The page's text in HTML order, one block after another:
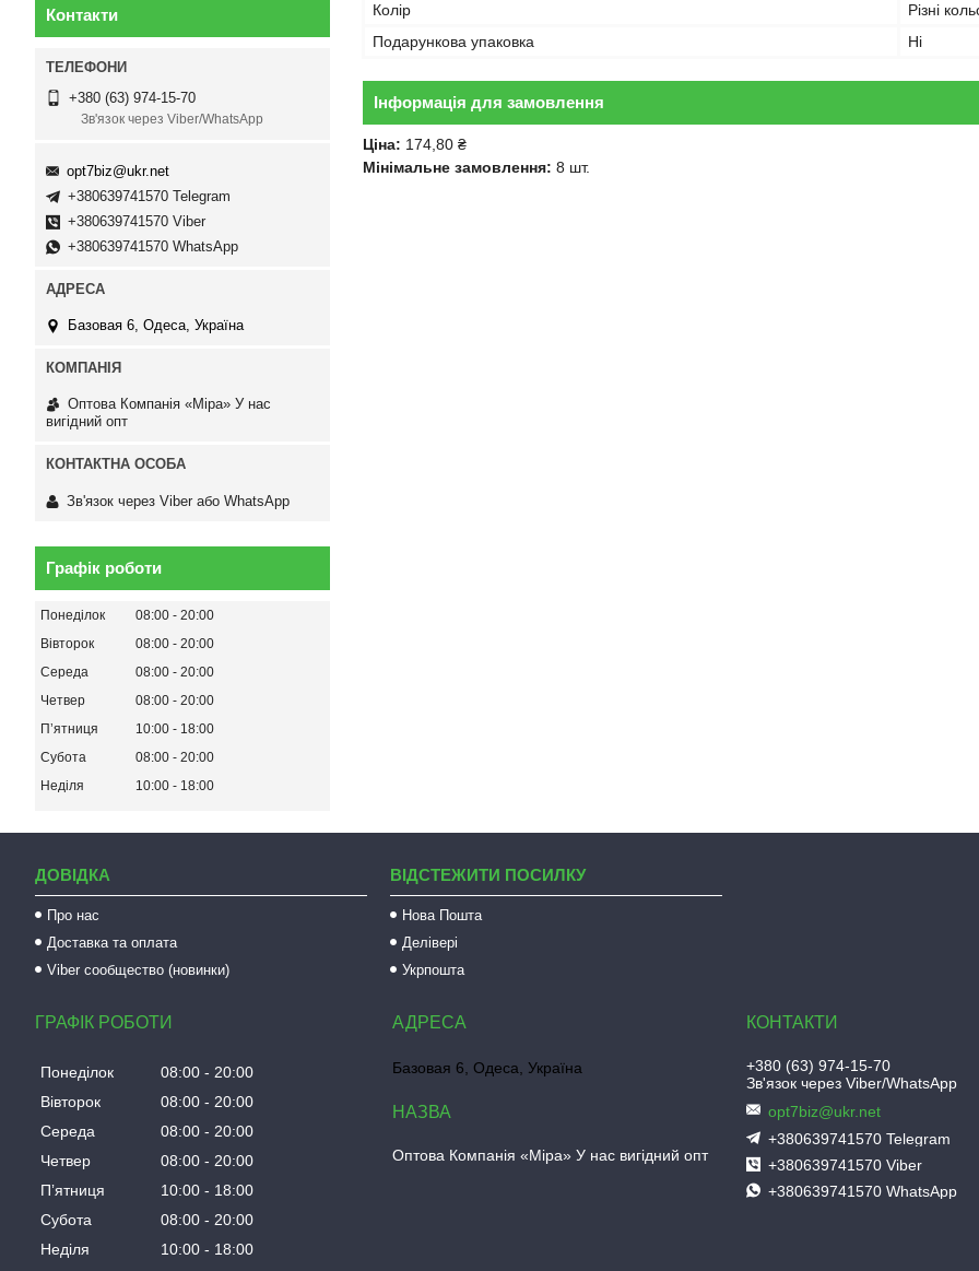
Колір
Різні
Подарункова упаковка
Ні
Інформація для замовлення
Ціна: 174,80 ₴
Мінімальне замовлення: 8 шт.
Контакти
+380 (63) 974-15-70
Зв'язок через Viber/WhatsApp
opt7biz@ukr.net
+380639741570 Telegram
+380639741570 Viber
+380639741570 WhatsApp
Базовая 6, Одеса, Україна
Оптова Компанія «Міра» У нас
вигідний опт
Зв'язок через Viber або WhatsApp
Графік роботи
Понеділок 08:00
20:00
Вівторок
08:00
20:00
Середа
08:00
20:00
Четвер
08:00
20:00
Пʼятниця
10:00
18:00
Субота
08:00
20:00
Неділя
10:00 18:00
ДОВІДКА
Про нас
Доставка та оплата
Viber сообщество (новинки)
ВІДСТЕЖИТИ ПОСИЛКУ
Нова Пошта
Делівері
Укрпошта
ГРАФІК РОБОТИ
Понеділок 08:00
20:00
Вівторок
08:00
20:00
Середа
08:00
20:00
Четвер
08:00
20:00
Пʼятниця
10:00
18:00
Субота
08:00
20:00
Неділя
10:00 18:00
Базовая 6, Одеса, Україна
Оптова Компанія «Міра» У нас вигідний опт
+380 (63) 974-15-70
Зв'язок через Viber/WhatsApp
opt7biz@ukr.net
+380639741570 Telegram
+380639741570 Viber
+380639741570 WhatsApp